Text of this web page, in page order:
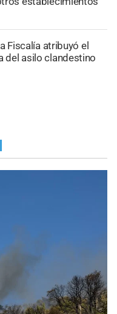
Fiscalía atribuyó el
del asilo clandestino